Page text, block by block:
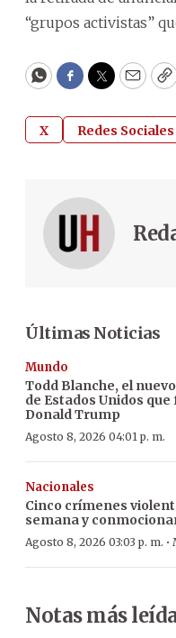
“grupos activistas”
WhatsApp
Facebook
Twitter
X Redes Sociales
Últimas Noticias
Mundo
Todd Blanche, el
de Estados Unidos
Donald Trump
Agosto 8, 2026 04:01 p. m.
Nacionales
Cinco crímenes
semana y
Agosto 8, 2026 03:03 p. m. ·
Notas más